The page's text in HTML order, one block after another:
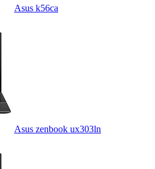
Asus k56ca
Asus zenbook ux303ln